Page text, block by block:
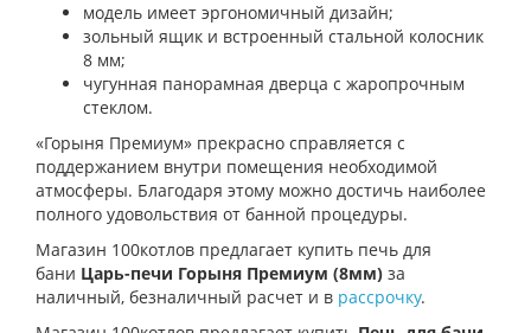
модель имеет эргономичный дизайн;
зольный ящик и встроенный стальной колосник
8 мм;
чугунная панорамная дверца с жаропрочным
стеклом.
«Горыня Премиум» прекрасно справляется с
поддержанием внутри помещения необходимой
атмосферы. Благодаря этому можно достичь наиболее
полного удовольствия от банной процедуры.
Магазин 100котлов предлагает купить печь для
бани Царь-печи Горыня Премиум (8мм) за
наличный, безналичный расчет и в рассрочку.